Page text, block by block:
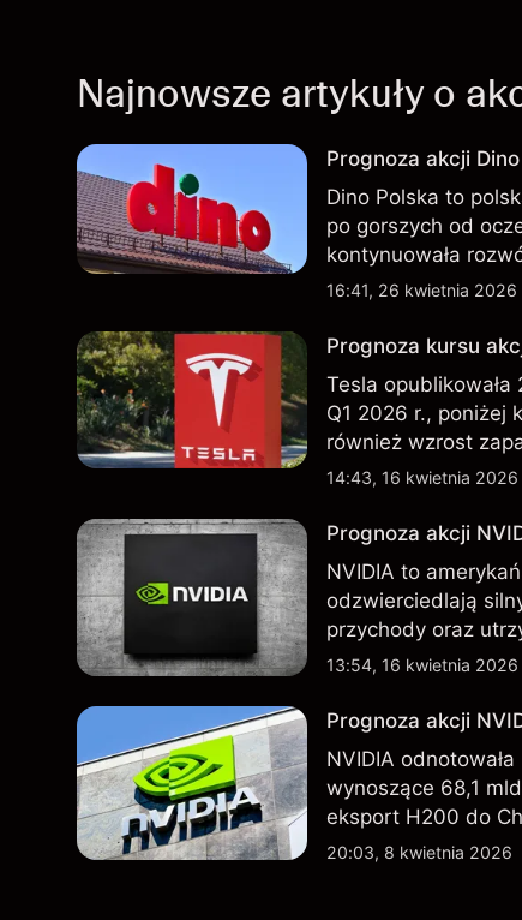
Najnowsze artykuły o
Prognoza akcji
Dino Polska to
po gorszych od
kontynuowała
przeszłości nie są
16:41, 26 kwietnia 2026
Prognoza kursu
Tesla
Q1 2026 r., poniżej
również wzrost
nowego SUV-a.
14:43, 16 kwietnia 2026
Prognoza akcji
NVIDIA to
odzwierciedlają
przychody oraz
Chin. Poznaj cele
13:54, 16 kwietnia 2026
Prognoza akcji
NVIDIA
wynoszące 68,1
eksport H200 do
technologicznego
20:03, 8 kwietnia 2026